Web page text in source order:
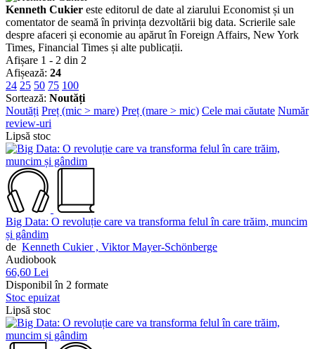
Kenneth Cukier este editorul de date al ziarului Economist și un
comentator de seamă în privința dezvoltării big data. Scrierile sale
despre afaceri și economie au apărut în Foreign Affairs, New York
Times, Financial Times și alte publicații.
Afișare 1 - 2 din 2
Afișează: 24
24 25 50 75 100
Sortează: Noutăți
Noutăți Preț (mic > mare) Preț (mare > mic) Cele mai căutate Număr
review-uri
Lipsă stoc
Big Data: O revoluție care va transforma felul în care trăim, muncim
și gândim
de Kenneth Cukier , Viktor Mayer-Schönberge
Audiobook
66,60 Lei
Disponibil în 2 formate
Stoc epuizat
Lipsă stoc